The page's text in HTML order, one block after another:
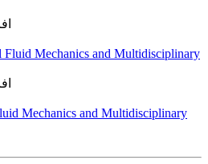
Mechanics and Multidisciplinary